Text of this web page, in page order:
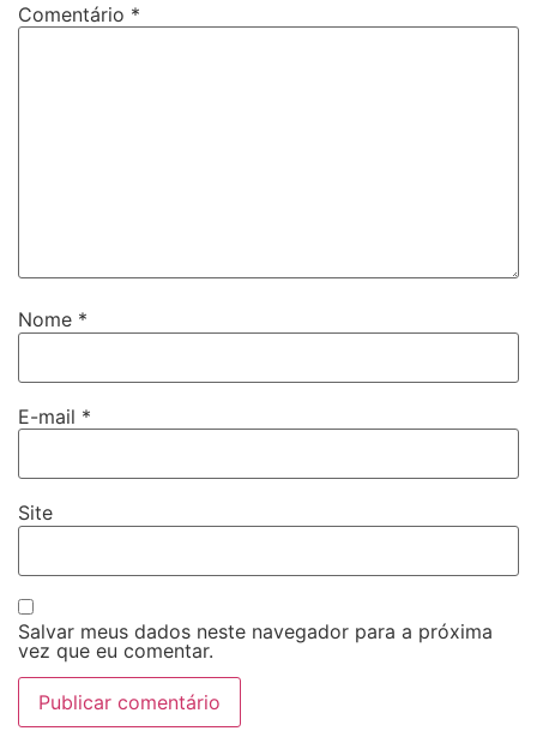
Comentário *
Nome *
E-mail *
Site
Salvar meus dados neste navegador para a próxima
vez que eu comentar.